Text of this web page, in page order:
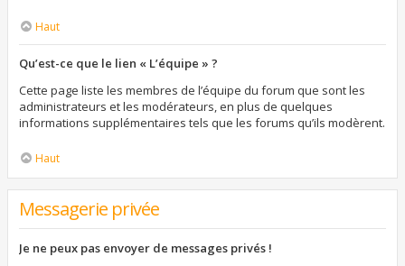
Haut
Qu’est-ce que le lien « L’équipe » ?
Cette page liste les membres de l’équipe du forum que sont les
administrateurs et les modérateurs, en plus de quelques
informations supplémentaires tels que les forums qu’ils modèrent.
Haut
Messagerie privée
Je ne peux pas envoyer de messages privés !